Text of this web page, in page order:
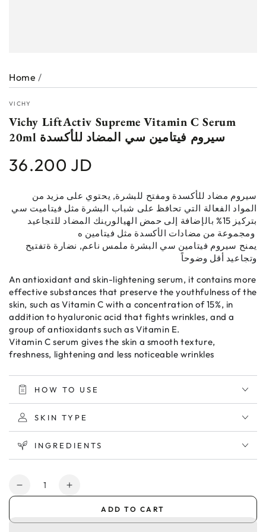
Home /
VICHY
Vichy LiftActiv Supreme Vitamin C Serum
20ml سيروم فيتامين سي المضاد للأكسدة
Regular
price
36.200 JD
سيروم مضاد للأكسدة ومفتح للبشرة, يحتوي على مزيد من
المواد الفعالة التي تحافظ على شباب البشرة مثل فيتاميت سي
بتركيز 15% بالإضافة إلى حمض الهيالورينك المضاد للتجاعيد
يمنح سيروم فيتامين سي البشرة ملمس ناعم, نضارة ةتفتيح
وتجاعيد أقل وضوحاً
An antioxidant and skin-lightening serum, it contains more
effective substances that preserve the youthfulness of the
skin, such as Vitamin C with a concentration of 15%, in
addition to hyaluronic acid that fights wrinkles, and a
group of antioxidants such as Vitamin E.
Vitamin C serum gives the skin a smooth texture,
freshness, lightening and less noticeable wrinkles
HOW TO USE
SKIN TYPE
INGREDIENTS
Quantity
Decrease
Increase
ADD TO CART